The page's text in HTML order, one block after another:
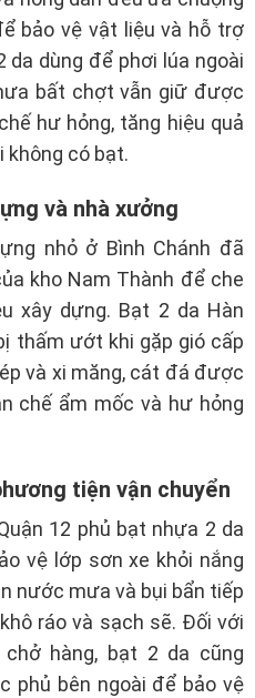
bảo vệ vật liệu và hỗ trợ
da dùng để phơi lúa ngoài
bất chợt vẫn giữ được
hư hỏng, tăng hiệu quả
không có bạt.
và nhà xưởng
nhỏ ở Bình Chánh đã
kho Nam Thành để che
xây dựng. Bạt 2 da Hàn
thấm ướt khi gặp gió cấp
và xi măng, cát đá được
chế ẩm mốc và hư hỏng
tiện vận chuyển
12 phủ bạt nhựa 2 da
vệ lớp sơn xe khỏi nắng
nước mưa và bụi bẩn tiếp
ráo và sạch sẽ. Đối với
hàng, bạt 2 da cũng
phủ bên ngoài để bảo vệ